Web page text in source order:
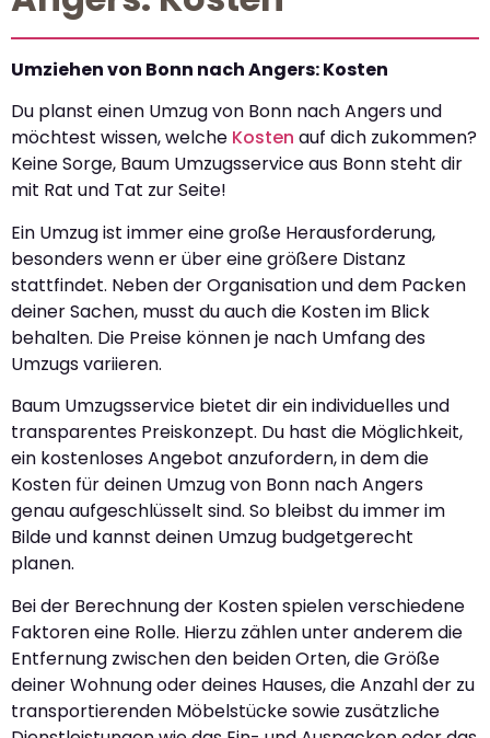
Umziehen von Bonn nach Angers: Kosten
Du planst einen Umzug von Bonn nach Angers und
möchtest wissen, welche Kosten auf dich zukommen?
Keine Sorge, Baum Umzugsservice aus Bonn steht dir
mit Rat und Tat zur Seite!
Ein Umzug ist immer eine große Herausforderung,
besonders wenn er über eine größere Distanz
stattfindet. Neben der Organisation und dem Packen
deiner Sachen, musst du auch die Kosten im Blick
behalten. Die Preise können je nach Umfang des
Umzugs variieren.
Baum Umzugsservice bietet dir ein individuelles und
transparentes Preiskonzept. Du hast die Möglichkeit,
ein kostenloses Angebot anzufordern, in dem die
Kosten für deinen Umzug von Bonn nach Angers
genau aufgeschlüsselt sind. So bleibst du immer im
Bilde und kannst deinen Umzug budgetgerecht
planen.
Bei der Berechnung der Kosten spielen verschiedene
Faktoren eine Rolle. Hierzu zählen unter anderem die
Entfernung zwischen den beiden Orten, die Größe
deiner Wohnung oder deines Hauses, die Anzahl der zu
transportierenden Möbelstücke sowie zusätzliche